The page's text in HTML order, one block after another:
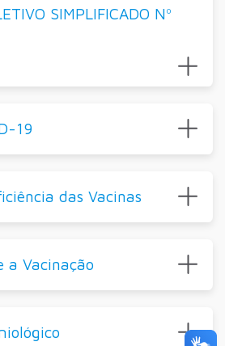
SIMPLIFICADO Nº
19
das Vacinas
a Vacinação